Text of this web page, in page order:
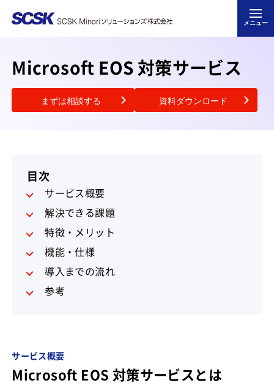
メニュー
Microsoft EOS 対策サービス
まずは相談する 資料ダウンロード
サービス概要
Microsoft EOS 対策サービスとは
目次
サービス概要
解決できる課題
特徴・メリット
機能・仕様
導入までの流れ
参考